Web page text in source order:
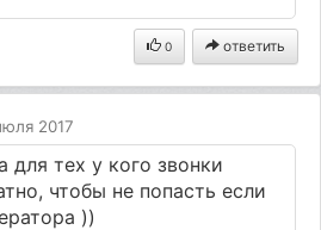
0 ответить
2017
для тех у кого звонки
чтобы не попасть если
))